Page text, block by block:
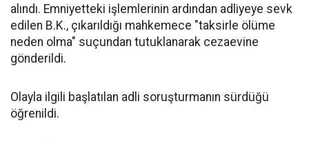
alındı. Emniyetteki işlemlerinin ardından adliyeye sevk
edilen B.K., çıkarıldığı mahkemece "taksirle ölüme
neden olma" suçundan tutuklanarak cezaevine
gönderildi.
Olayla ilgili başlatılan adli soruşturmanın sürdüğü
öğrenildi.